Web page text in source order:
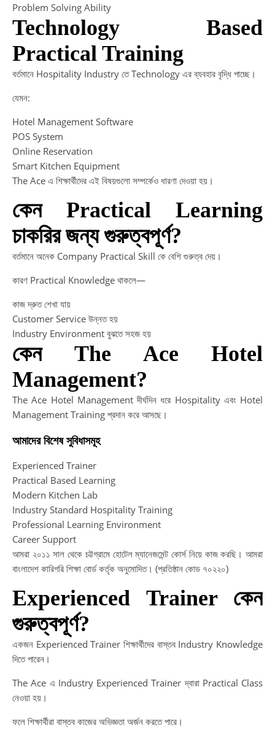
Problem Solving Ability
Technology Based
Practical Training
বর্তমানে Hospitality Industry তে Technology এর ব্যবহার বৃদ্ধি পাচ্ছে।
যেমন:
Hotel Management Software
POS System
Online Reservation
Smart Kitchen Equipment
The Ace এ শিক্ষার্থীদের এই বিষয়গুলো সম্পর্কেও ধারণা দেওয়া হয়।
কেন Practical Learning
চাকরির জন্য গুরুত্বপূর্ণ?
বর্তমানে অনেক Company Practical Skill কে বেশি গুরুত্ব দেয়।
কারণ Practical Knowledge থাকলে—
কাজ দ্রুত শেখা যায়
Customer Service উন্নত হয়
Industry Environment বুঝতে সহজ হয়
কেন The Ace Hotel
Management?
The Ace Hotel Management দীর্ঘদিন ধরে Hospitality এবং Hotel
Management Training প্রদান করে আসছে।
আমাদের বিশেষ সুবিধাসমূহ
Experienced Trainer
Practical Based Learning
Modern Kitchen Lab
Industry Standard Hospitality Training
Professional Learning Environment
Career Support
আমরা ২০১১ সাল থেকে চট্টগ্রামে হোটেল ম্যানেজমেন্ট কোর্স নিয়ে কাজ করছি। আমরা
বাংলাদেশ কারিগরি শিক্ষা বোর্ড কর্তৃক অনুমোদিত। (প্রতিষ্ঠান কোড ৭০২২০)
Experienced Trainer কেন
গুরুত্বপূর্ণ?
একজন Experienced Trainer শিক্ষার্থীদের বাস্তব Industry Knowledge
দিতে পারেন।
The Ace এ Industry Experienced Trainer দ্বারা Practical Class
নেওয়া হয়।
ফলে শিক্ষার্থীরা বাস্তব কাজের অভিজ্ঞতা অর্জন করতে পারে।